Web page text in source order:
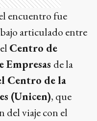
encuentro fue
articulado entre
Centro de
Empresas de la
Centro de la
(Unicen), que
del viaje con el